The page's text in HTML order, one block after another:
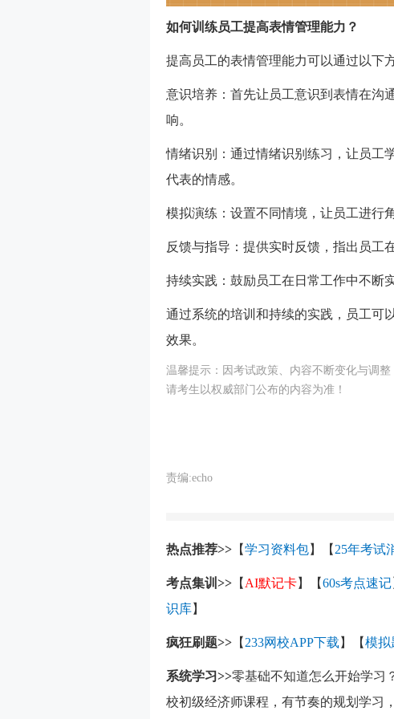
如何训练员工提高表情管理能力？
提高员工的表情管理能力可以通过以下
意识培养：首先让员工意识到表情在沟
响。
情绪识别：通过情绪识别练习，让员工
代表的情感。
模拟演练：设置不同情境，让员工进行
反馈与指导：提供实时反馈，指出员工
持续实践：鼓励员工在日常工作中不断
通过系统的培训和持续的实践，员工可
效果。
温馨提示：因考试政策、内容不断变化与调整
请考生以权威部门公布的内容为准！
责编:echo
热点推荐>> 【学习资料包】【 25年考试
考点集训>> 【 AI默记卡】【60s考点速记
识库】
疯狂刷题>> 【 233网校APP下载 】 【模拟
系统学习>>零基础不知道怎么开始学习
校初级经济师课程，有节奏的规划学习